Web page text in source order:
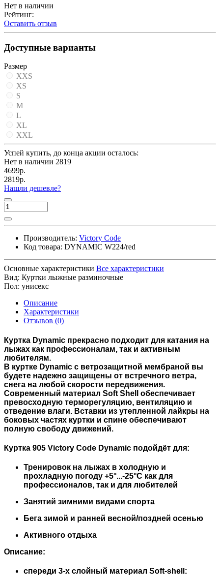
Нет в наличии
Рейтинг:
Оставить отзыв
Доступные варианты
Размер
XXS
XS
S
M
L
XL
XXL
Успей купить, до конца акции осталось:
Нет в наличии 2819
4699р.
2819р.
Нашли дешевле?
Производитель: Victory Code
Код товара: DYNAMIC W224/red
Основные характеристики Все характеристики
Вид: Куртки лыжные разминочные
Пол: унисекс
Описание
Характеристики
Отзывов (0)
Куртка Dynamic прекрасно подходит для катания на
лыжах как профессионалам, так и активным
любителям.
В куртке Dynamic c ветрозащитной мембраной вы
будете надежно защищены от встречного ветра,
снега на любой скорости передвижения.
Современный материал Soft Shell обеспечивает
превосходную терморегуляцию, вентиляцию и
отведение влаги. Вставки из утепленной лайкры на
боковых частях куртки и спине обеспечивают
полную свободу движений.
Куртка 905 Victory Code Dynamic подойдёт для:
Тренировок на лыжах в холодную и
прохладную погоду +5°...-25°С как для
профессионалов, так и для любителей
Занятий зимними видами спорта
Бега зимой и ранней весной/поздней осенью
Активного отдыха
Описание:
спереди 3-х слойный материал Soft-shell: